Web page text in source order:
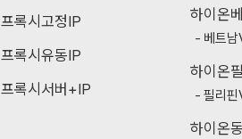
프록시고정IP
프록시유동IP
프록시서버+IP
하이온
베트
하이온
필리
하이온